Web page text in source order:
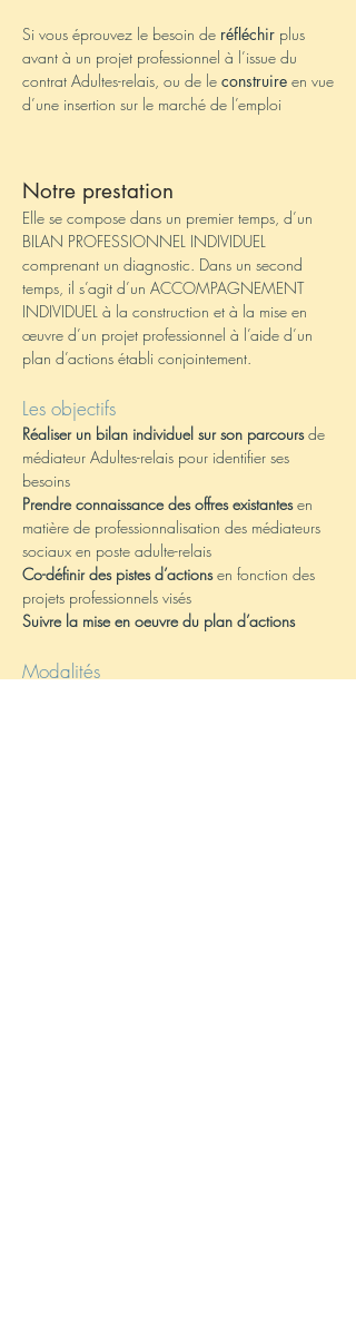
Si vous éprouvez le besoin de réfléchir plus
avant à un projet professionnel à l’issue du
contrat Adultes-relais, ou de le construire en vue
d’une insertion sur le marché de l’emploi
Notre prestation
Elle se compose dans un premier temps, d’un
BILAN PROFESSIONNEL INDIVIDUEL
comprenant un diagnostic. Dans un second
temps, il s’agit d’un ACCOMPAGNEMENT
INDIVIDUEL à la construction et à la mise en
œuvre d’un projet professionnel à l’aide d’un
plan d’actions établi conjointement.
Les objectifs
Réaliser un bilan individuel sur son parcoursde
médiateur Adultes-relais pour identifier ses
besoins
Prendre connaissance des offres existantesen
matière de professionnalisation des médiateurs
sociaux en poste adulte-relais
Co-définir des pistes d’actionsen fonction des
projets professionnels visés
Suivre la mise en oeuvre du plan d’actions
Modalités